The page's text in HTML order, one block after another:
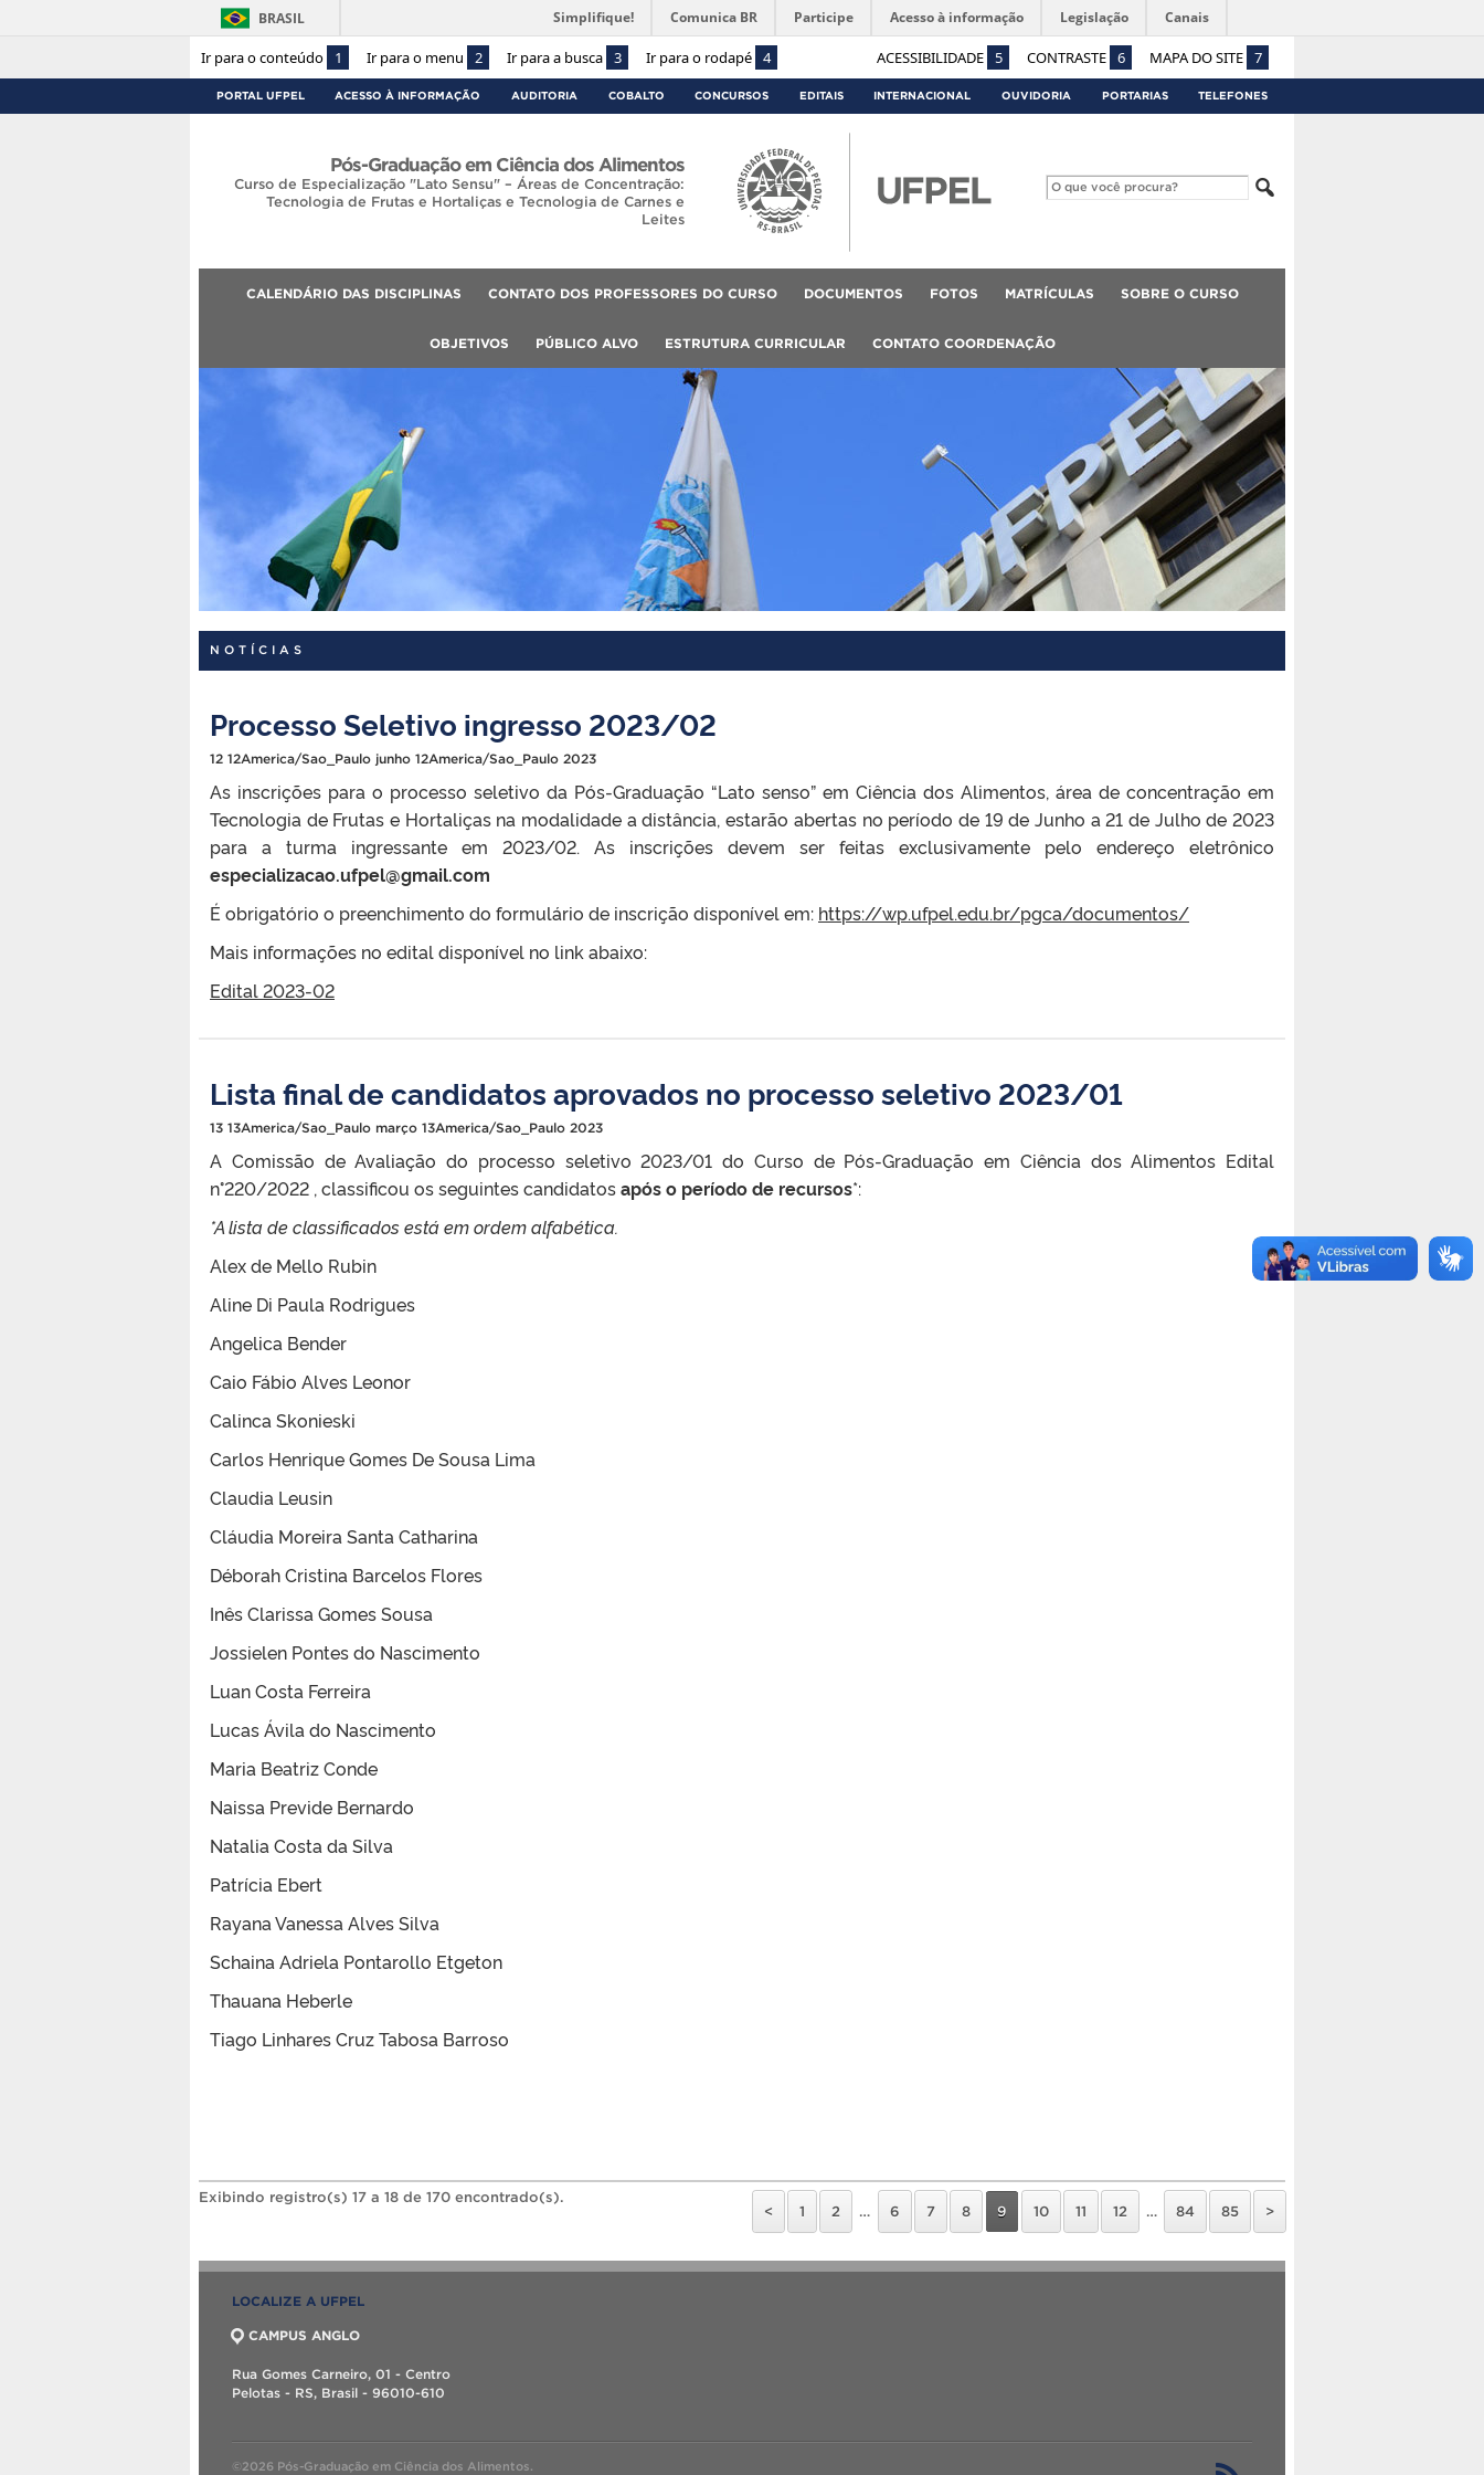
Ir para o conteúdo 1 Ir para o menu 2 Ir para a busca 3 Ir para o rodapé 4 ACESSIBILIDADE 5 CONTRASTE 6 MAPA DO SITE 7
BRASIL Simplifique! Comunica BR Participe Acesso à informação Legislação Canais
PORTAL UFPEL ACESSO À INFORMAÇÃO AUDITORIA COBALTO CONCURSOS EDITAIS INTERNACIONAL OUVIDORIA PORTARIAS TELEFONES
Pós-Graduação em Ciência dos Alimentos
Curso de Especialização "Lato Sensu" – Áreas de Concentração:
Tecnologia de Frutas e Hortaliças e Tecnologia de Carnes e
Leites
CALENDÁRIO DAS DISCIPLINAS CONTATO DOS PROFESSORES DO CURSO DOCUMENTOS FOTOS MATRÍCULAS SOBRE O CURSO
OBJETIVOS PÚBLICO ALVO ESTRUTURA CURRICULAR CONTATO COORDENAÇÃO
NOTÍCIAS
Processo Seletivo ingresso 2023/02
12 12America/Sao_Paulo junho 12America/Sao_Paulo 2023
As inscrições para o processo seletivo da Pós-Graduação “Lato senso” em Ciência dos Alimentos, área de concentração em
Tecnologia de Frutas e Hortaliças na modalidade a distância, estarão abertas no período de 19 de Junho a 21 de Julho de 2023
para a turma ingressante em 2023/02. As inscrições devem ser feitas exclusivamente pelo endereço eletrônico
especializacao.ufpel@gmail.com
É obrigatório o preenchimento do formulário de inscrição disponível em: https://wp.ufpel.edu.br/pgca/documentos/
Mais informações no edital disponível no link abaixo:
Edital 2023-02
Lista final de candidatos aprovados no processo seletivo 2023/01
13 13America/Sao_Paulo março 13America/Sao_Paulo 2023
A Comissão de Avaliação do processo seletivo 2023/01 do Curso de Pós-Graduação em Ciência dos Alimentos Edital
n°220/2022 , classificou os seguintes candidatosapós o período de recursos*:
*A lista de classificados está em ordem alfabética.
Alex de Mello Rubin
Aline Di Paula Rodrigues
Angelica Bender
Caio Fábio Alves Leonor
Calinca Skonieski
Carlos Henrique Gomes De Sousa Lima
Claudia Leusin
Cláudia Moreira Santa Catharina
Déborah Cristina Barcelos Flores
Inês Clarissa Gomes Sousa
Jossielen Pontes do Nascimento
Luan Costa Ferreira
Lucas Ávila do Nascimento
Maria Beatriz Conde
Naissa Previde Bernardo
Natalia Costa da Silva
Patrícia Ebert
Rayana Vanessa Alves Silva
Schaina Adriela Pontarollo Etgeton
Thauana Heberle
Tiago Linhares Cruz Tabosa Barroso
Exibindo registro(s) 17 a 18 de 170 encontrado(s).
<
1 2 … 6 7 8 9 10 11 12 … 84 85 >
LOCALIZE A UFPEL
CAMPUS ANGLO
Rua Gomes Carneiro, 01 - Centro
Pelotas - RS, Brasil - 96010-610
©2026 Pós-Graduação em Ciência dos Alimentos.